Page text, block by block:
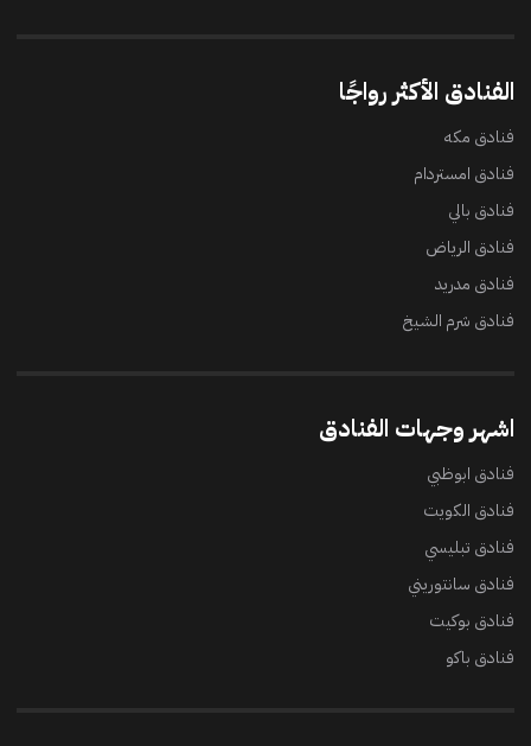
الفنادق الأكثر رواجًا
فنادق مكه
فنادق امستردام
فنادق بالي
فنادق الرياض
فنادق مدريد
فنادق شرم الشيخ
اشهر وجهات الفنادق
فنادق ابوظبي
فنادق الكويت
فنادق تبليسي
فنادق سانتوريني
فنادق بوكيت
فنادق باكو